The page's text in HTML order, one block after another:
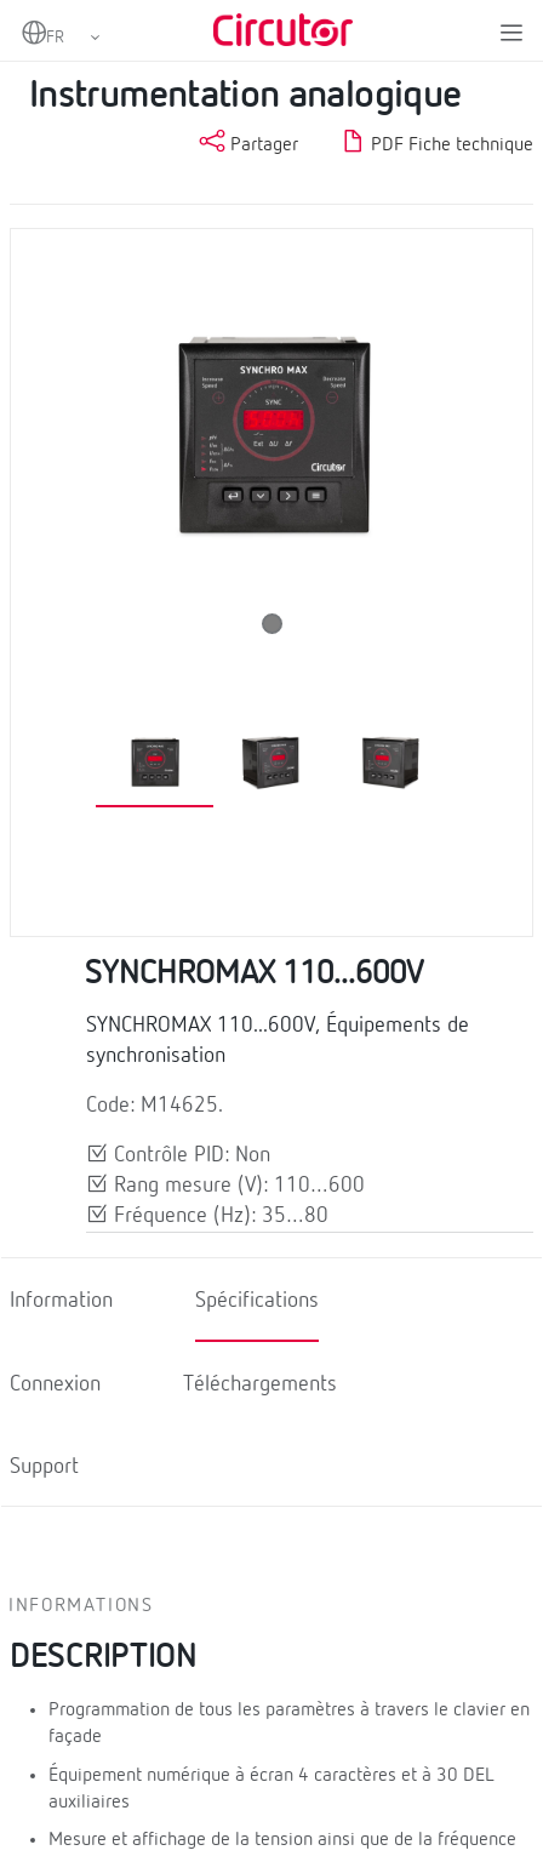
Home Mesure et contrôle Instrumentation analogique
Instrumentation analogique
Partager PDF Fiche technique
SYNCHROMAX 110...600V
SYNCHROMAX 110...600V, Équipements de
synchronisation
Code: M14625.
Contrôle PID: Non
Rang mesure (V): 110…600
Fréquence (Hz): 35…80
Information Spécifications
Connexion Téléchargements
Support
INFORMATIONS
DESCRIPTION
Programmation de tous les paramètres à travers le clavier en
façade
Équipement numérique à écran 4 caractères et à 30 DEL
auxiliaires
Mesure et affichage de la tension ainsi que de la fréquence